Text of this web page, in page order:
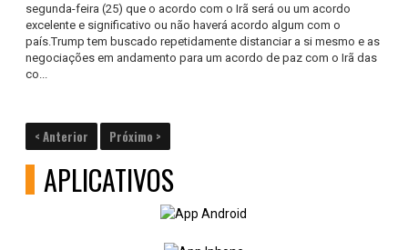
segunda-feira (25) que o acordo com o Irã será ou um acordo
excelente e significativo ou não haverá acordo algum com o
país.Trump tem buscado repetidamente distanciar a si mesmo e as
negociações em andamento para um acordo de paz com o Irã das
co...
< Anterior Próximo >
APLICATIVOS